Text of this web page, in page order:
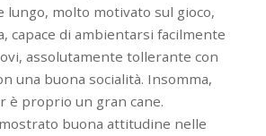
lungo, molto motivato sul gioco,
capace di ambientarsi facilmente
assolutamente tollerante con
una buona socialità. Insomma,
è proprio un gran cane.
buona attitudine nelle